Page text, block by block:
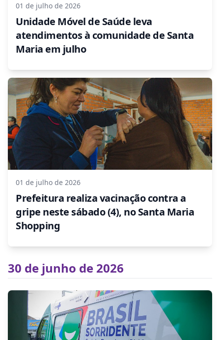
01 de julho de 2026
Unidade Móvel de Saúde leva
atendimentos à comunidade de Santa
Maria em julho
01 de julho de 2026
Prefeitura realiza vacinação contra a
gripe neste sábado (4), no Santa Maria
Shopping
30 de junho de 2026